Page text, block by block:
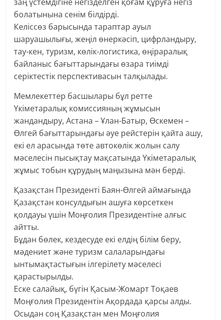
болатынына сенім білдірді.
Келіссөз барысында тараптар ауыл
шаруашылығы, жеңіл өнеркәсіп, цифрландыру,
тау-кен, туризм, көлік-логистика, өңіраралық
байланыс бағыттарындағы өзара тиімді
серіктестік перспективасын талқылады.
Мемлекеттер басшылары бұл ретте
Үкіметаралық комиссияның жұмысын
жандандыру, Астана – Ұлан-Батыр, Өскемен –
Өлгей бағыттарындағы әуе рейстерін қайта ашу,
екі ел арасында төте автокөлік жолын салу
мәселесін пысықтау мақсатында Үкіметаралық
жұмыс тобын құрудың маңызына мән берді.
Қазақстан Президенті Баян-Өлгей аймағында
Қазақстан консулдығын ашуға көрсеткен
қолдауы үшін Моңғолия Президентіне алғыс
айтты.
Бұдан бөлек, кездесуде екі елдің білім беру,
мәдениет және туризм салаларындағы
ынтымақтастығын ілгерілету мәселесі
қарастырылды.
Еске салайық, бүгін Қасым-Жомарт Тоқаев
Моңғолия Президентін Ақордада қарсы алды.
Осыдан соң Қазақстан мен Моңғолия